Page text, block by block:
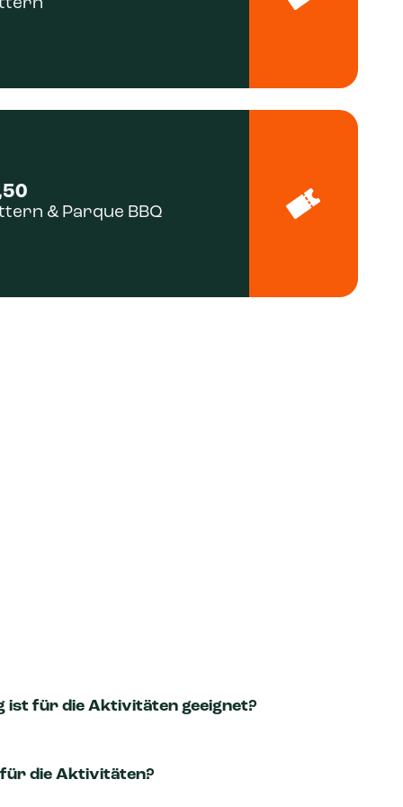
& Parque BBQ
ist für die Aktivitäten geeignet?
die Aktivitäten?